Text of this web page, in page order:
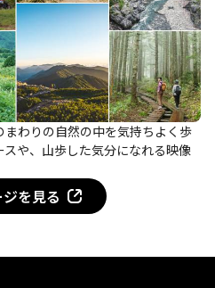
わりの自然の中を気持ちよく歩
や、山歩した気分になれる映像
を見る